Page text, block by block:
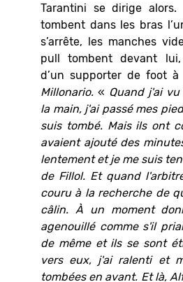
Tarantini se dirige
tombent dans les bras
s’arrête, les manches
pull tombent devant
d’un supporter de foot à
Millonario. « Quand j'ai
la main, j'ai passé mes
suis tombé. Mais ils ont
avaient ajouté des
lentement et je me suis
de Fillol. Et quand
couru à la recherche de
câlin. À un moment
agenouillé comme s'il
de même et ils se sont
vers eux, j'ai ralenti et
tombées en avant. Et là,